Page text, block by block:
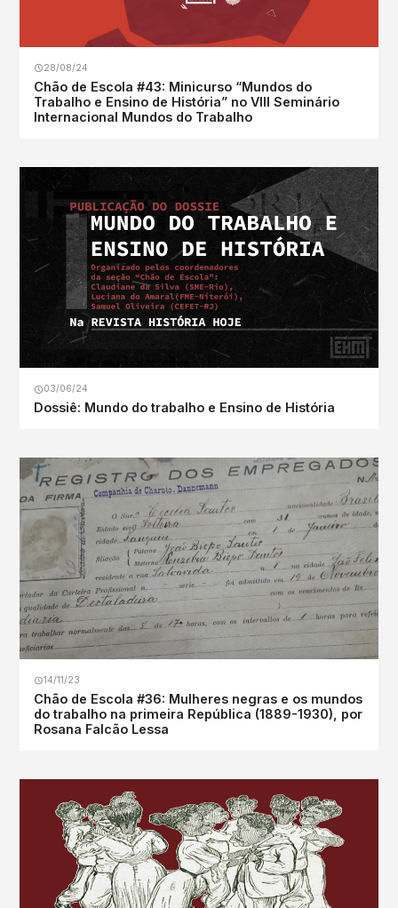
28/08/24
Chão de Escola #43: Minicurso “Mundos do
Trabalho e Ensino de História” no VIII Seminário
Internacional Mundos do Trabalho
03/06/24
Dossiê: Mundo do trabalho e Ensino de História
14/11/23
Chão de Escola #36: Mulheres negras e os mundos
do trabalho na primeira República (1889-1930), por
Rosana Falcão Lessa